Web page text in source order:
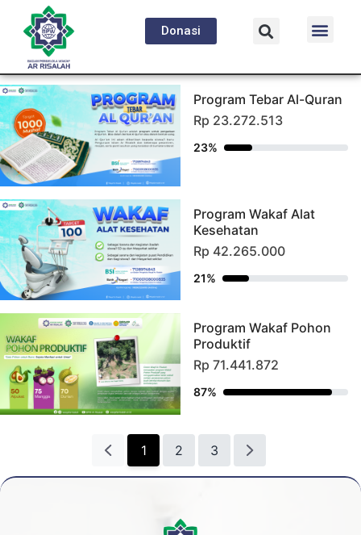
Donasi